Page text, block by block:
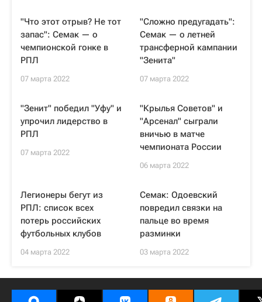
"Что этот отрыв? Не тот
запас": Семак — о
чемпионской гонке в
РПЛ
07 марта 2022
"Сложно предугадать":
Семак — о летней
трансферной кампании
"Зенита"
07 марта 2022
"Зенит" победил "Уфу" и
упрочил лидерство в
РПЛ
07 марта 2022
"Крылья Советов" и
"Арсенал" сыграли
вничью в матче
чемпионата России
06 марта 2022
Легионеры бегут из
РПЛ: список всех
потерь российских
футбольных клубов
04 марта 2022
Семак: Одоевский
повредил связки на
пальце во время
разминки
03 марта 2022